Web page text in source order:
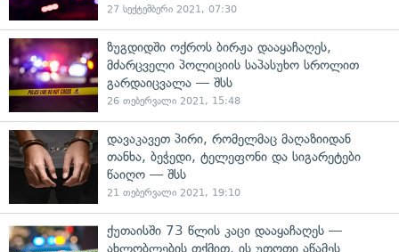
27 სექტემბერი 2021, 07:30
ზუგდიდში ოქროს ბირჟა დააყაჩაღეს,
მძარცველი პოლიციის საპასუხო სროლით
გარდაიცვალა — შსს
26 თებერვალი 2021, 15:48
დავაკავეთ პირი, რომელმაც მაღაზიიდან
თანხა, ბეჭედი, ტელეფონი და სიგარეტები
წაიღო — შსს
21 თებერვალი 2021, 19:10
ქუთაისში 73 წლის კაცი დააყაჩაღეს —
ახლობლების თქმით, ის უთოთი აწამეს